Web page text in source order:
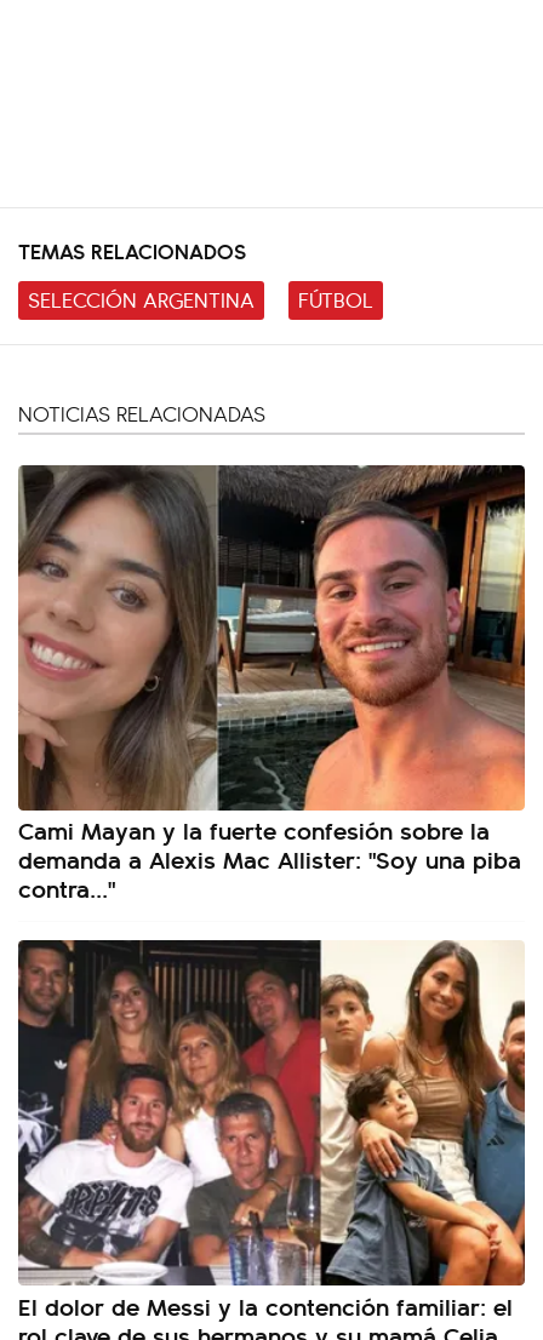
TEMAS RELACIONADOS
SELECCIÓN ARGENTINA
FÚTBOL
NOTICIAS RELACIONADAS
Cami Mayan y la fuerte confesión sobre la
demanda a Alexis Mac Allister: "Soy una piba
contra..."
El dolor de Messi y la contención familiar: el